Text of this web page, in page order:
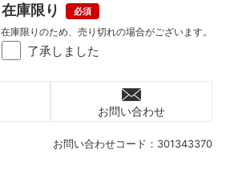
お問い合わせコード： 301343370
在庫限り
了承しました
在庫限りのため、売り切れの場合がございます。
お問い合わせ